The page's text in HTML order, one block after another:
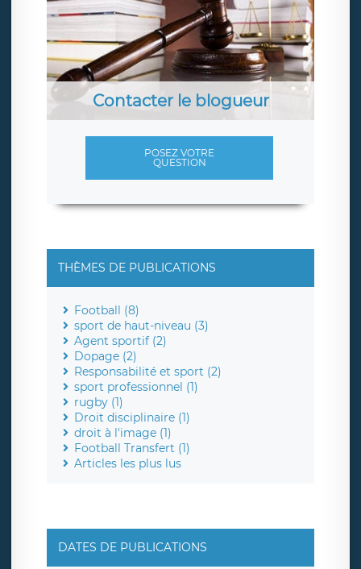
Contacter le blogueur
POSEZ VOTRE
QUESTION
THÈMES DE PUBLICATIONS
Football (8)
sport de haut-niveau (3)
Agent sportif (2)
Dopage (2)
Responsabilité et sport (2)
sport professionnel (1)
rugby (1)
Droit disciplinaire (1)
droit à l'image (1)
Football Transfert (1)
Articles les plus lus
DATES DE PUBLICATIONS